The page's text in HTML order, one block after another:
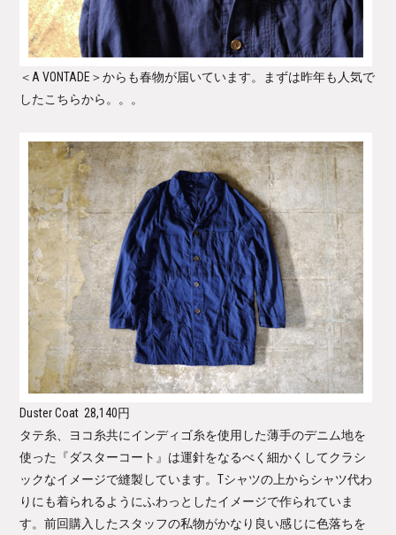
＜A VONTADE＞からも春物が届いています。まずは昨年も人気で
したこちらから。。。
Duster Coat 28,140円
タテ糸、ヨコ糸共にインディゴ糸を使用した薄手のデニム地を
使った『ダスターコート』は運針をなるべく細かくしてクラシ
ックなイメージで縫製しています。Tシャツの上からシャツ代わ
りにも着られるようにふわっとしたイメージで作られていま
す。前回購入したスタッフの私物がかなり良い感じに色落ちを